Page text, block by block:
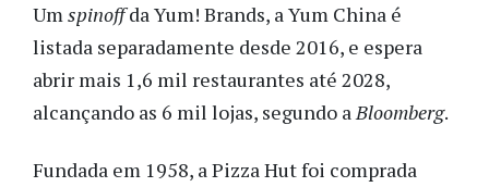
Umspinoffda Yum! Brands, a Yum China é
listada separadamente desde 2016, e espera
abrir mais 1,6 mil restaurantes até 2028,
alcançando as 6 mil lojas, segundo aBloomberg.
Fundada em 1958, a Pizza Hut foi comprada